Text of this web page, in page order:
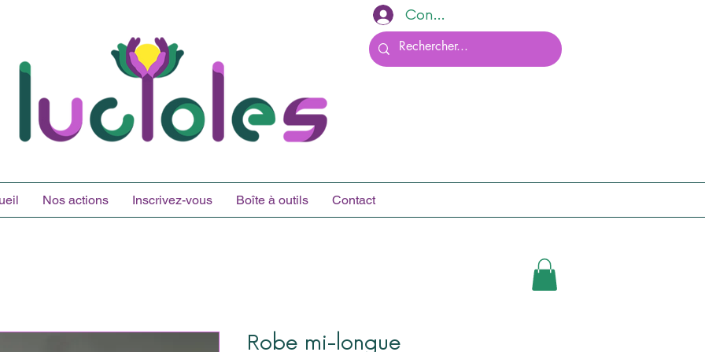
Connexion
Nos actions Inscrivez-vous Boîte à outils Contact
Robe mi-longue